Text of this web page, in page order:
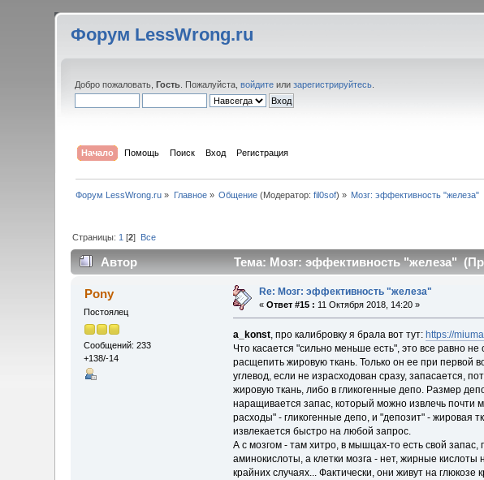
Форум LessWrong.ru
Добро пожаловать,Гость . Пожалуйста,войдите илизарегистрируйтесь
Начало Помощь Поиск Вход Регистрация
Форум LessWrong.ru » Главное» Общение (Модератор:fil0sof) » Мозг: эффективность "железа"
Страницы: 1 [2] Все
Автор Тема: Мозг: эффективность "железа"
Pony
Постоялец
Сообщений: 233
+138/-14
Re: Мозг: эффективность "железа"
«Ответ #15 : 11 Октября 2018, 14:20 »
a_konst, про калибровку я брала вот тут: https://
Что касается "сильно меньше есть", это все равно
расщепить жировую ткань. Только он ее при первой
углевод, если не израсходован сразу, запасается,
жировую ткань, либо в гликогенные депо. Размер
наращивается запас, который можно извлечь почти
расходы" - гликогенные депо, и "депозит" - жировая
извлекается быстро на любой запрос.
А с мозгом - там хитро, в мышцах-то есть свой запас,
аминокислоты, а клетки мозга - нет, жирные
крайних случаях... Фактически, они живут на